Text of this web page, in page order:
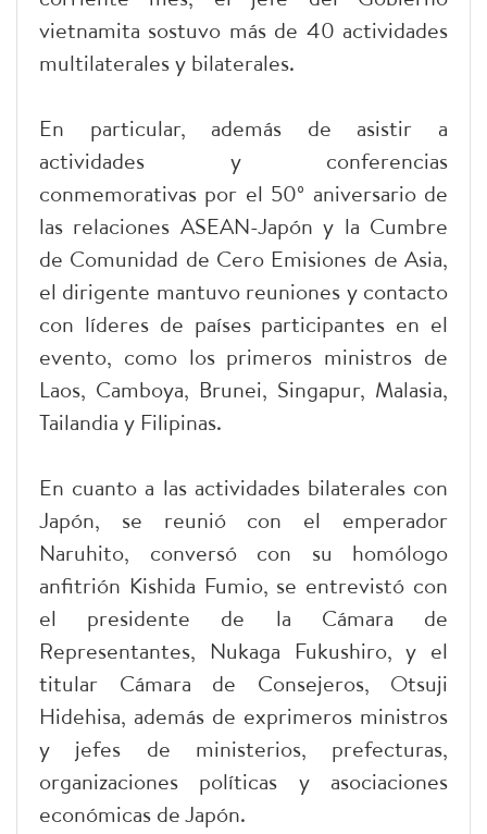
vietnamita sostuvo más de 40 actividades
multilaterales y bilaterales.
En particular, además de asistir a
actividades y conferencias
conmemorativas por el 50º aniversario de
las relaciones ASEAN-Japón y la Cumbre
de Comunidad de Cero Emisiones de Asia,
el dirigente mantuvo reuniones y contacto
con líderes de países participantes en el
evento, como los primeros ministros de
Laos, Camboya, Brunei, Singapur, Malasia,
Tailandia y Filipinas.
En cuanto a las actividades bilaterales con
Japón, se reunió con el emperador
Naruhito, conversó con su homólogo
anfitrión Kishida Fumio, se entrevistó con
el presidente de la Cámara de
Representantes, Nukaga Fukushiro, y el
titular Cámara de Consejeros, Otsuji
Hidehisa, además de exprimeros ministros
y jefes de ministerios, prefecturas,
organizaciones políticas y asociaciones
económicas de Japón.